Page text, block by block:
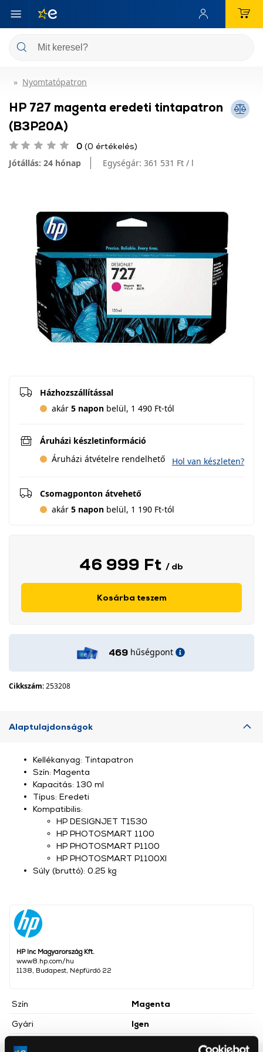
Nyomtatópatron
HP 727 magenta eredeti tintapatron
(B3P20A)
0 (0 értékelés)
Jótállás: 24 hónap Egységár: 361 531 Ft / l
Házhozszállítással
akár 5 napon belül, 1 490 Ft-tól
Áruházi készletinformáció
Áruházi átvételre rendelhető
Hol van készleten?
Csomagponton átvehető
akár 5 napon belül, 1 190 Ft-tól
46 999 Ft / db
Kosárba teszem
469 hűségpont
Cikkszám:253208
Alaptulajdonságok
HP Inc Magyarország Kft.
www8.hp.com/hu
1138, Budapest, Népfürdő 22
Szín
Magenta
Gyári
Igen
Kellékanyag: Tintapatron
Szín: Magenta
Kapacitás: 130 ml
Típus: Eredeti
Kompatibilis:
HP DESIGNJET T1530
HP PHOTOSMART 1100
HP PHOTOSMART P1100
HP PHOTOSMART P1100XI
Súly (bruttó): 0.25 kg